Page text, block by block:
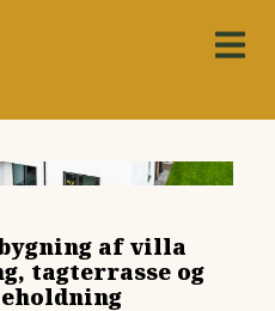
af villa
tagterrasse og